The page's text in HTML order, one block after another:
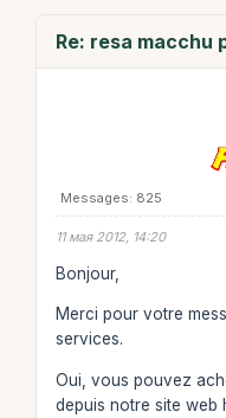
Re: resa macchu
Messages: 825
11 мая 2012, 14:20
Bonjour,
Merci pour votre
services.
Oui, vous pouvez
depuis notre site web